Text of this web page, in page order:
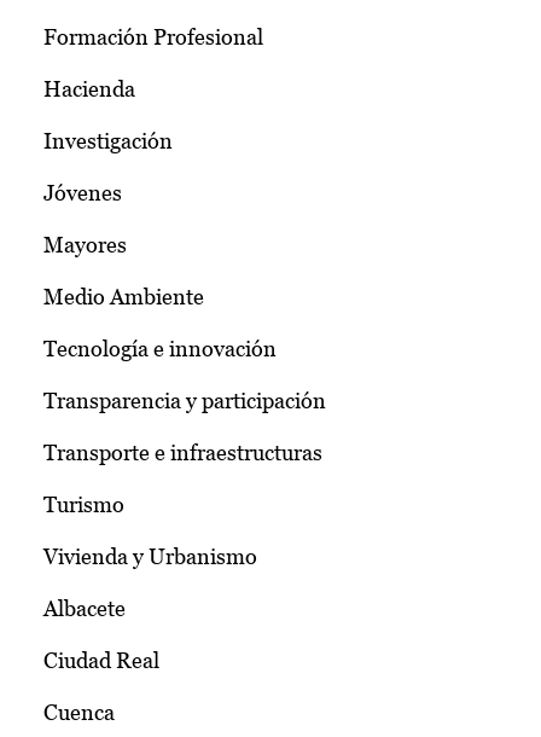
Formación Profesional
Hacienda
Investigación
Jóvenes
Mayores
Medio Ambiente
Tecnología e innovación
Transparencia y participación
Transporte e infraestructuras
Turismo
Vivienda y Urbanismo
Albacete
Ciudad Real
Cuenca